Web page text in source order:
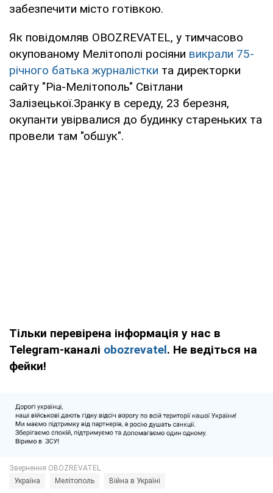
забезпечити місто готівкою.
Як повідомляв OBOZREVATEL, у тимчасово
окупованому Мелітополі росіяни викрали 75-
річного батька журналістки та директорки
сайту "Ріа-Мелітополь" Світлани
Залізецької.Зранку в середу, 23 березня,
окупанти увірвалися до будинку стареньких та
провели там "обшук".
Тільки перевірена інформація у нас в
Telegram-каналі obozrevatel. Не ведіться на
фейки!
Україна Мелітополь Війна в Україні